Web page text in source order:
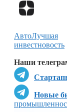
Наши
Новые
АвтоЛучшая
инвестновость